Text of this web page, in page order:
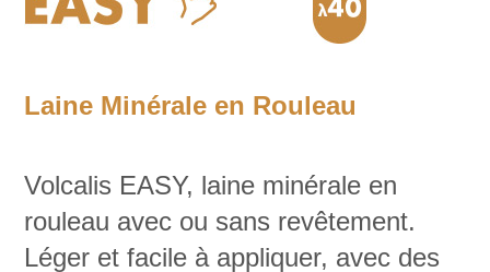
Laine Minérale en Rouleau
Volcalis EASY, laine minérale en
rouleau avec ou sans revêtement.
Léger et facile à appliquer, avec des